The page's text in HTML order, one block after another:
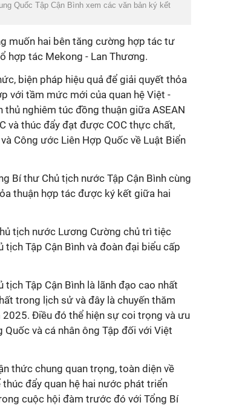
Quốc Tập Cận Bình xem các văn bản ký kết
muốn hai bên tăng cường hợp tác tư
hợp tác Mekong - Lan Thương.
biện pháp hiệu quả để giải quyết thỏa
với tầm mức mới của quan hệ Việt -
nghiêm túc đồng thuận giữa ASEAN
và thúc đẩy đạt được COC thực chất,
Công ước Liên Hợp Quốc về Luật Biển
Bí thư Chủ tịch nước Tập Cận Bình cùng
thuận hợp tác được ký kết giữa hai
tịch nước Lương Cường chủ trì tiệc
Tập Cận Bình và đoàn đại biểu cấp
Tập Cận Bình là lãnh đạo cao nhất
trong lịch sử và đây là chuyến thăm
Điều đó thể hiện sự coi trọng và ưu
và cá nhân ông Tập đối với Việt
thức chung quan trọng, toàn diện về
đẩy quan hệ hai nước phát triển
cuộc hội đàm trước đó với Tổng Bí